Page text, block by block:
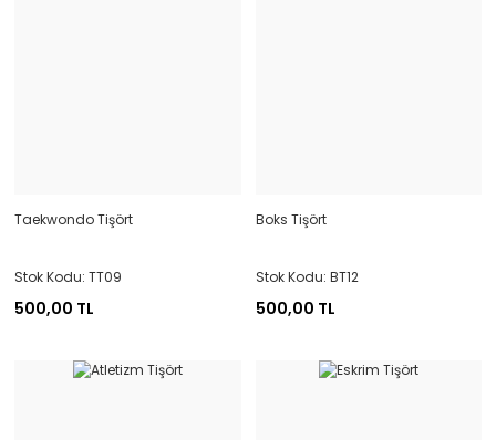
Taekwondo Tişört
Stok Kodu: TT09
500,00 TL
Boks Tişört
Stok Kodu: BT12
500,00 TL